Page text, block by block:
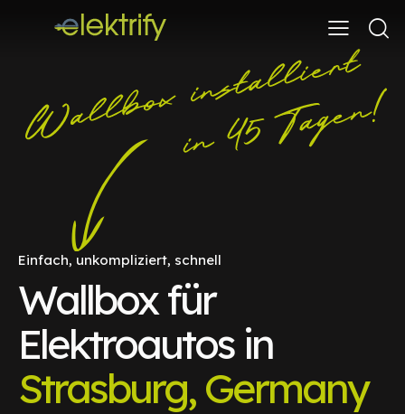
Einfach, unkompliziert, schnell
Wallbox für
Elektroautos in
Strasburg, Germany